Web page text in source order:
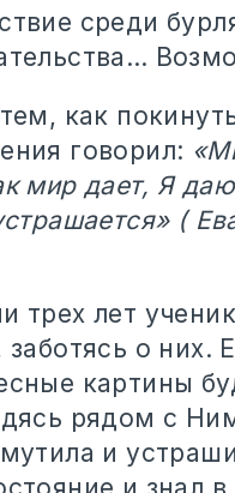
среди
как
говорил:
мир дает, Я
(
трех лет
о них.
картины
рядом с
и